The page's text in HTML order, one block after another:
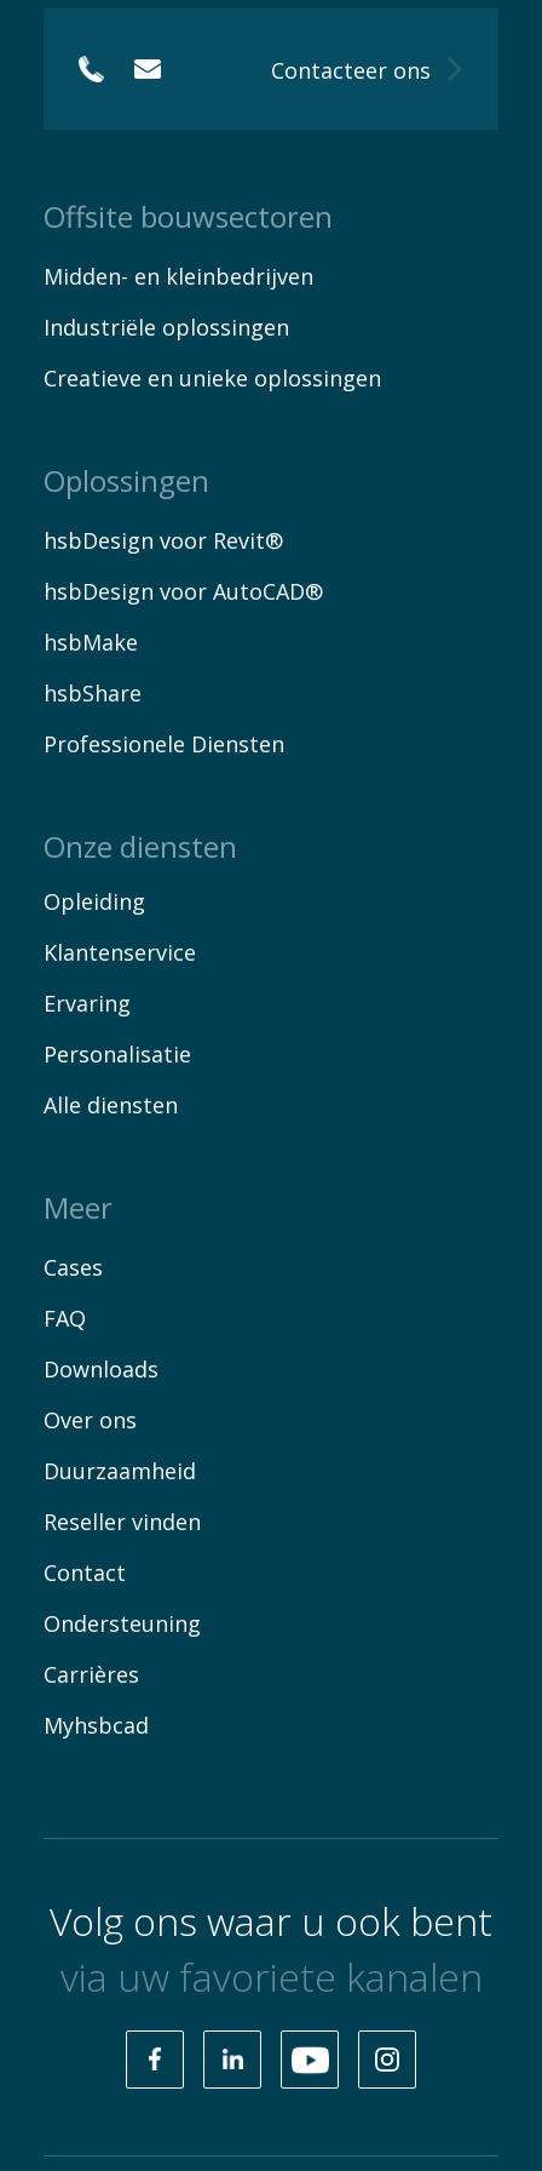
Contacteer ons
Offsite bouwsectoren
Midden- en kleinbedrijven
Industriële oplossingen
Creatieve en unieke oplossingen
Oplossingen
hsbDesign voor Revit®
hsbDesign voor AutoCAD®
hsbMake
hsbShare
Professionele Diensten
Onze diensten
Opleiding
Klantenservice
Ervaring
Personalisatie
Alle diensten
Meer
Cases
FAQ
Downloads
Over ons
Duurzaamheid
Reseller vinden
Contact
Ondersteuning
Carrières
Myhsbcad
Volg ons waar u ook bent
via uw favoriete kanalen